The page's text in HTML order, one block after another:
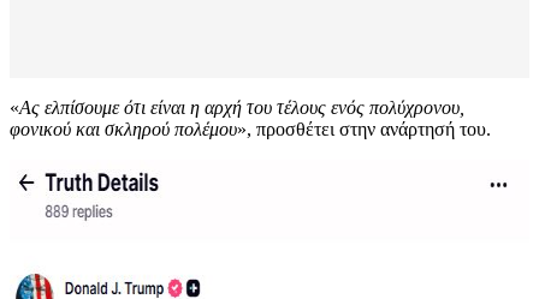
«Ας ελπίσουμε ότι είναι η αρχή του τέλους ενός πολύχρονου,
φονικού και σκληρού πολέμου», προσθέτει στην ανάρτησή του.